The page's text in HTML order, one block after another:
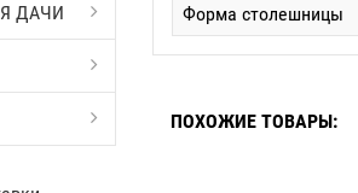
ДАЧИ
Форма столешницы
ПОХОЖИЕ ТОВАРЫ: